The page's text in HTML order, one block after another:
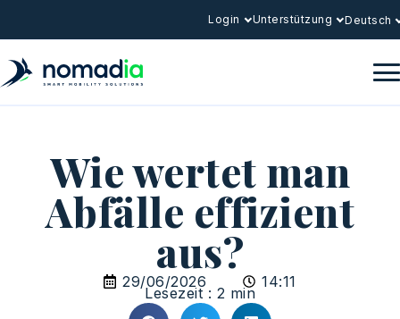
Login Unterstützung Deutsch
Wie wertet man
Abfälle effizient
aus?
29/06/2026 14:11
Lesezeit : 2 min